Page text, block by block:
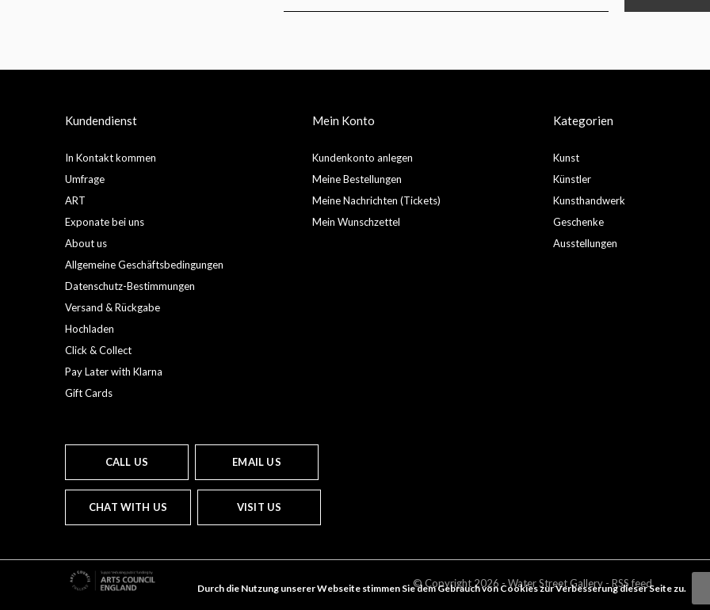
Kundendienst
In Kontakt kommen
Umfrage
ART
Exponate bei uns
About us
Allgemeine Geschäftsbedingungen
Datenschutz-Bestimmungen
Versand & Rückgabe
Hochladen
Click & Collect
Pay Later with Klarna
Gift Cards
Mein Konto
Kundenkonto anlegen
Meine Bestellungen
Meine Nachrichten (Tickets)
Mein Wunschzettel
Kategorien
Kunst
Künstler
Kunsthandwerk
Geschenke
Ausstellungen
CALL US EMAIL US
CHAT WITH US VISIT US
© Copyright 2026 - Water Street Gallery - RSS feed
Durch die Nutzung unserer Webseite stimmen Sie dem Gebrauch von Cookies zur Verbesserung dieser Seite zu.